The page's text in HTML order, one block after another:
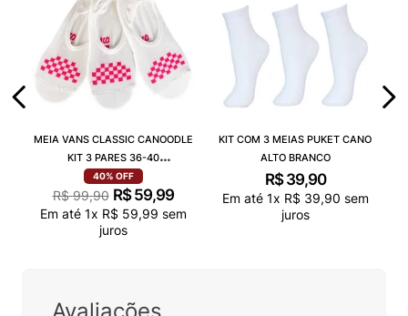
MEIA VANS CLASSIC CANOODLE
KIT 3 PARES 36-40
VN000QCAJU4
40% OFF
R$ 99,90 R$ 59,99
Em até 1x R$ 59,99 sem
juros
KIT COM 3 MEIAS PUKET CANO
ALTO BRANCO
R$ 39,90
Em até 1x R$ 39,90 sem
juros
Avaliações